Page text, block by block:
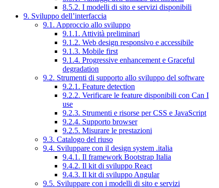
8.5.2. I modelli di sito e servizi disponibili
9. Sviluppo dell’interfaccia
9.1. Approccio allo sviluppo
9.1.1. Attività preliminari
9.1.2. Web design responsivo e accessibile
9.1.3. Mobile first
9.1.4. Progressive enhancement e Graceful
degradation
9.2. Strumenti di supporto allo sviluppo del software
9.2.1. Feature detection
9.2.2. Verificare le feature disponibili con Can I
use
9.2.3. Strumenti e risorse per CSS e JavaScript
9.2.4. Supporto browser
9.2.5. Misurare le prestazioni
9.3. Catalogo del riuso
9.4. Sviluppare con il design system .italia
9.4.1. Il framework Bootstrap Italia
9.4.2. Il kit di sviluppo React
9.4.3. Il kit di sviluppo Angular
9.5. Sviluppare con i modelli di sito e servizi